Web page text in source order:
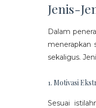
Jenis-
Dalam
menerapkan
sekaligus.
1. Motivasi
Sesuai